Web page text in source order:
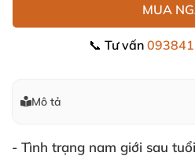
MUA
📞 Tư vấn
Mô tả
- Tình trạng nam giới sau